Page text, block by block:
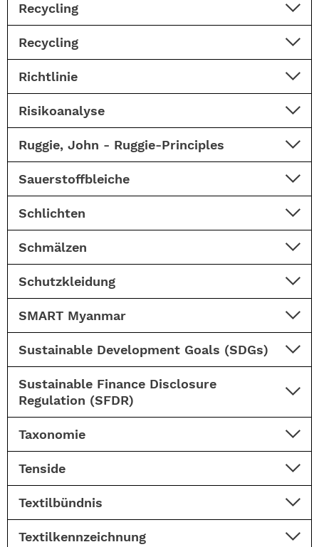
Recycling
Recycling
Richtlinie
Risikoanalyse
Ruggie, John - Ruggie-Principles
Sauerstoffbleiche
Schlichten
Schmälzen
Schutzkleidung
SMART Myanmar
Sustainable Development Goals (SDGs)
Sustainable Finance Disclosure
Regulation (SFDR)
Taxonomie
Tenside
Textilbündnis
Textilkennzeichnung